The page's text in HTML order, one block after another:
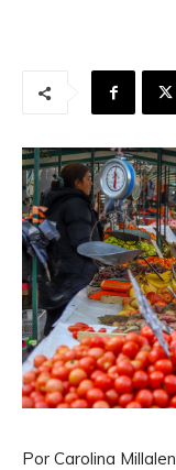
Por Carolina Millalen